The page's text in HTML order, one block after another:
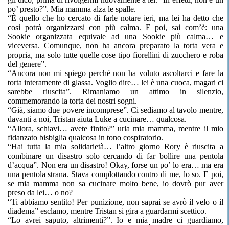
po’ presto?”. Mia mamma alza le spalle.
“È quello che ho cercato di farle notare ieri, ma lei ha detto che
così potrà organizzarsi con più calma. E poi, sai com’è: una
Sookie organizzata equivale ad una Sookie più calma… e
viceversa. Comunque, non ha ancora preparato la torta vera e
propria, ma solo tutte quelle cose tipo fiorellini di zucchero e roba
del genere”.
“Ancora non mi spiego perché non ha voluto ascoltarci e fare la
torta interamente di glassa. Voglio dire… lei è una cuoca, magari ci
sarebbe riuscita”. Rimaniamo un attimo in silenzio,
commemorando la torta dei nostri sogni.
“Già, siamo due povere incomprese”. Ci sediamo al tavolo mentre,
davanti a noi, Tristan aiuta Luke a cucinare… qualcosa.
“Allora, schiavi… avete finito?” urla mia mamma, mentre il mio
fidanzato bisbiglia qualcosa in tono cospiratorio.
“Hai tutta la mia solidarietà… l’altro giorno Rory è riuscita a
combinare un disastro solo cercando di far bollire una pentola
d’acqua”. Non era un disastro! Okay, forse un po’ lo era… ma era
una pentola strana. Stava complottando contro di me, lo so. E poi,
se mia mamma non sa cucinare molto bene, io dovrò pur aver
preso da lei… o no?
“Ti abbiamo sentito! Per punizione, non saprai se avrò il velo o il
diadema” esclamo, mentre Tristan si gira a guardarmi scettico.
“Lo avrei saputo, altrimenti?”. Io e mia madre ci guardiamo,